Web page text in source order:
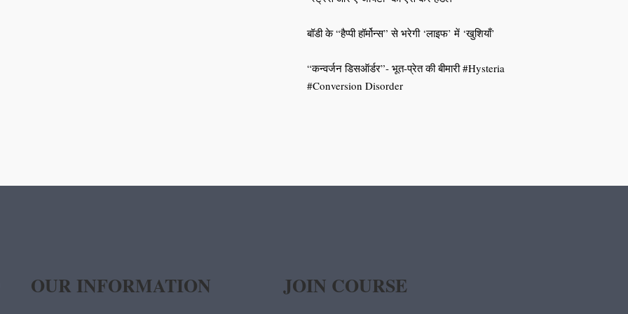
बॉडी के “हैप्पी हॉर्मोन्स” से भरेगी ‘लाइफ’ में ‘खुशियाँ’
“कन्वर्जन डिसऑर्डर”- भूत-प्रेत की बीमारी #Hysteria
#Conversion Disorder
OUR INFORMATION JOIN COURSE